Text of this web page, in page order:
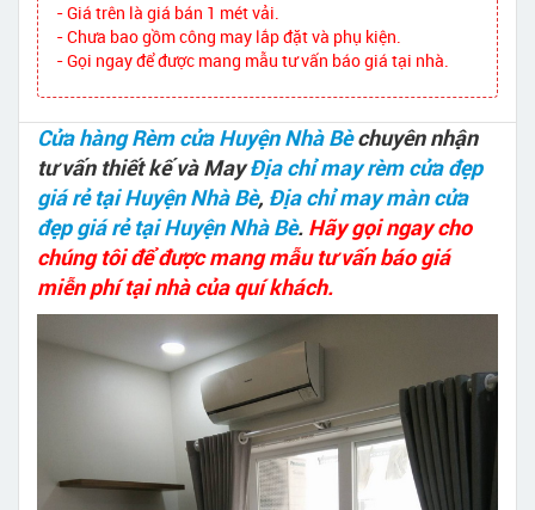
- Giá trên là giá bán 1 mét vải.
- Chưa bao gồm công may lắp đặt và phụ kiện.
- Gọi ngay để được mang mẫu tư vấn báo giá tại nhà.
Cửa hàng Rèm cửa Huyện Nhà Bèchuyên nhận
tư vấn thiết kế và MayĐịa chỉ may rèm cửa đẹp
giá rẻ tại Huyện Nhà Bè, Địa chỉ may màn cửa
đẹp giá rẻ tại Huyện Nhà Bè. Hãy gọi ngay cho
chúng tôi để được mang mẫu tư vấn báo giá
miễn phí tại nhà của quí khách.